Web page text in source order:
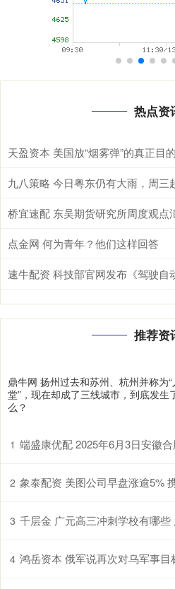
热点资
桥宜速配 东吴期货研究所周度观点
点金网 何为青年？他们这样回答
速牛配资 科技部官网发布《驾驶自
推荐资
鼎牛网 扬州过去和苏州、杭州并称为“
堂”，现在却成了三线城市，到底发生
么？
1 端盛康优配 2025年6月3日安徽合肥
2 象泰配资 美图公司早盘涨逾5% 携手通义万相
3 千层金 广元高三冲刺学校有哪些
4 鸿岳资本 俄军说再次对乌军事目